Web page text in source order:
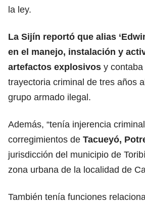
la ley.
La Sijín reportó que alias
en el manejo, instalación y
artefactos explosivos y
trayectoria criminal de tres años
grupo armado ilegal.
Además, “tenía injerencia
corregimientos de Tacueyó,
jurisdicción del municipio de
zona urbana de la localidad de
También tenía funciones